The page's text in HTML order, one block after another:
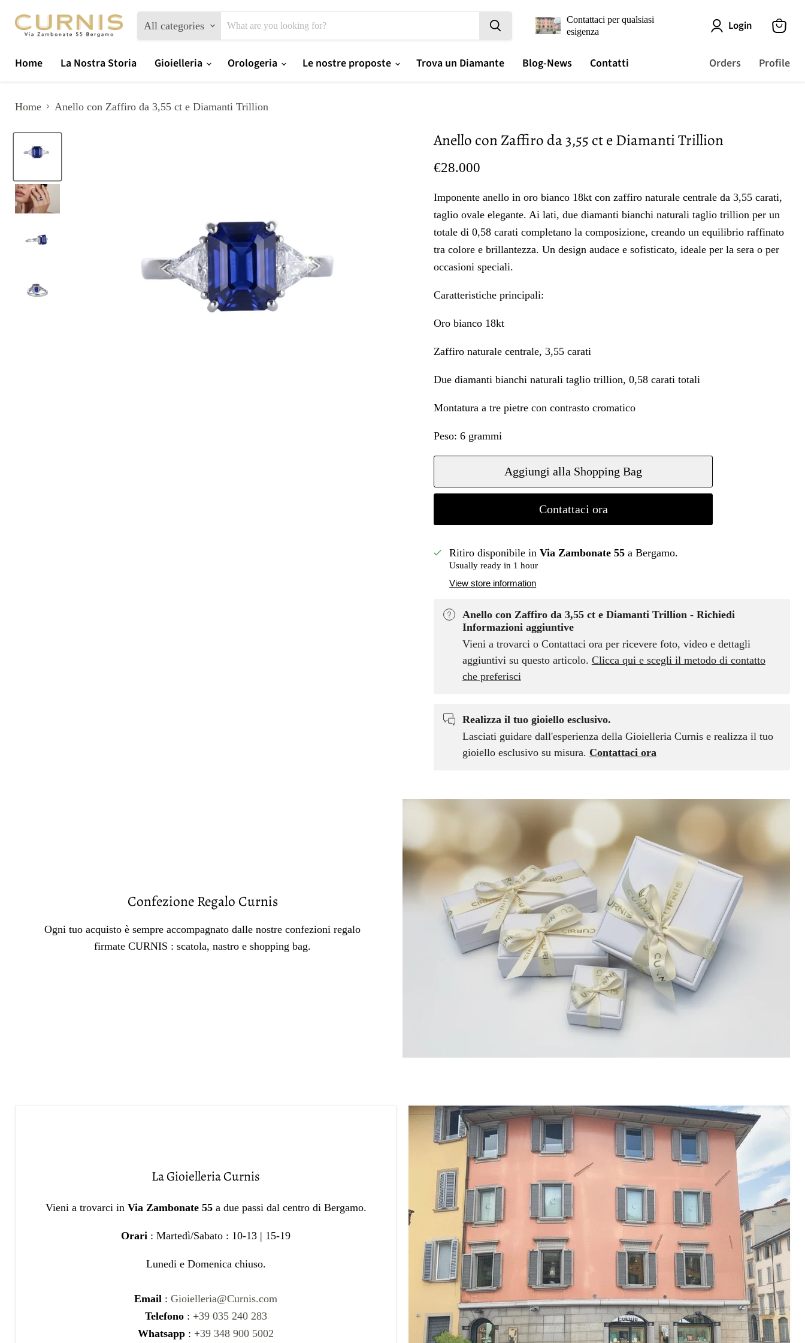
All categories
Contattaci per qualsiasi
esigenza
Login
Home La Nostra Storia Gioielleria Orologeria Le nostre proposte Trova un Diamante Blog-News Contatti Orders Profile
Home Anello con Zaffiro da 3,55 ct e Diamanti Trillion
Anello con Zaffiro da 3,55 ct e Diamanti Trillion
Prezzo oggi
€28.000
Imponente anello in oro bianco 18kt con zaffiro naturale centrale da 3,55 carati,
taglio ovale elegante. Ai lati, due diamanti bianchi naturali taglio trillion per un
totale di 0,58 carati completano la composizione, creando un equilibrio raffinato
tra colore e brillantezza. Un design audace e sofisticato, ideale per la sera o per
occasioni speciali.
Caratteristiche principali:
Oro bianco 18kt
Zaffiro naturale centrale, 3,55 carati
Due diamanti bianchi naturali taglio trillion, 0,58 carati totali
Montatura a tre pietre con contrasto cromatico
Peso: 6 grammi
Aggiungi alla Shopping Bag
Contattaci ora
Ritiro disponibile inVia Zambonate 55 a Bergamo.
Usually ready in 1 hour
View store information
Anello con Zaffiro da 3,55 ct e Diamanti Trillion - Richiedi
Informazioni aggiuntive
Vieni a trovarci o Contattaci ora per ricevere foto, video e dettagli
aggiuntivi su questo articolo. Clicca qui e scegli il metodo di contatto
che preferisci
Realizza il tuo gioiello esclusivo.
Lasciati guidare dall'esperienza della Gioielleria Curnis e realizza il tuo
gioiello esclusivo su misura. Contattaci ora
Confezione Regalo Curnis
Ogni tuo acquisto è sempre accompagnato dalle nostre confezioni regalo
firmate CURNIS : scatola, nastro e shopping bag.
La Gioielleria Curnis
Vieni a trovarci in Via Zambonate 55 a due passi dal centro di Bergamo.
Orari : Martedì/Sabato : 10-13 | 15-19
Lunedi e Domenica chiuso.
Email : Gioielleria@Curnis.com
Telefono: +39 035 240 283
Whatsapp : +39 348 900 5002